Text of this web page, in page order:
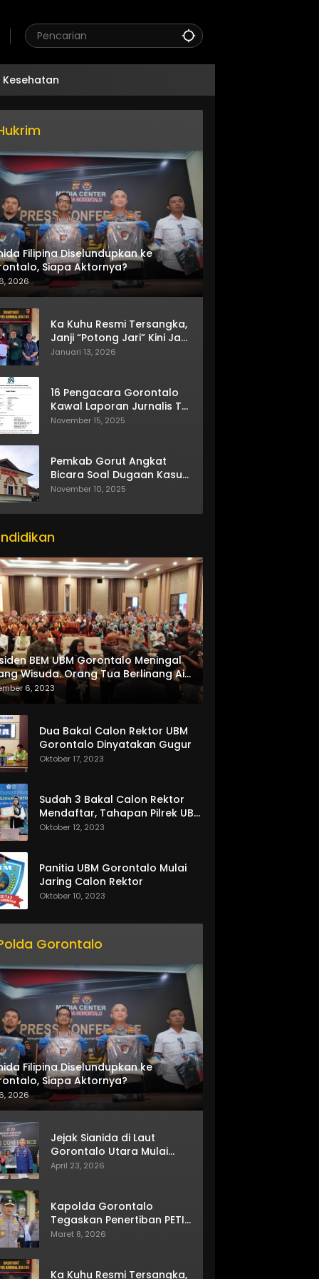
Kesehatan
Filipina Diselundupkan ke
Siapa Aktornya?
2026
Ka Kuhu Resmi Tersangka,
Janji “Potong Jari” Kini Jadi
Bumerang
Januari 13, 2026
16 Pengacara Gorontalo
Kawal Laporan Jurnalis TV
One
November 15, 2025
Pemkab Gorut Angkat
Bicara Soal Dugaan Kasus
Asusila Oknum ASN
November 10, 2025
BEM UBM Gorontalo Meningal
Wisuda. Orang Tua Berlinang Air
Menerima SKL dan Pemasangan
6, 2023
Dua Bakal Calon Rektor UBM
Gorontalo Dinyatakan Gugur
Oktober 17, 2023
Sudah 3 Bakal Calon Rektor
Mendaftar, Tahapan Pilrek UBM
Gorontalo Makin Seru
Oktober 12, 2023
Panitia UBM Gorontalo Mulai
Jaring Calon Rektor
Oktober 10, 2023
Gorontalo
Filipina Diselundupkan ke
Siapa Aktornya?
2026
Jejak Sianida di Laut
Gorontalo Utara Mulai
Terkuak
April 23, 2026
Kapolda Gorontalo
Tegaskan Penertiban PETI
Terus Berjalan
Maret 8, 2026
Ka Kuhu Resmi Tersangka,